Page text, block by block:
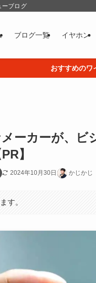
ーブログ
ブログ一覧 イヤホン
おすすめのワ
ーカーが、ビ
】
2024年10月30日 かじかじ
す。